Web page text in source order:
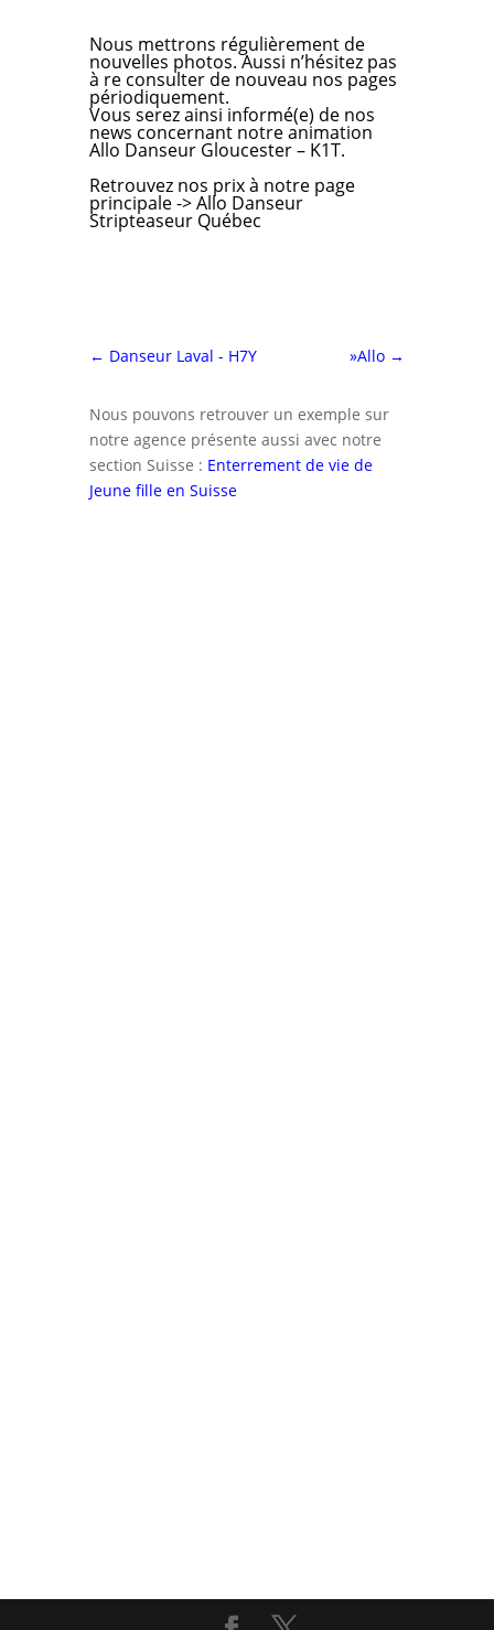
Nous mettrons régulièrement de
nouvelles photos. Aussi n’hésitez pas
à re consulter de nouveau nos pages
périodiquement.
Vous serez ainsi informé(e) de nos
news concernant notre animation
Allo Danseur Gloucester – K1T.
Retrouvez nos prixà notre page
principale ->Allo Danseur
Stripteaseur Québec
← Danseur Laval - H7Y »Allo →
Nous pouvons retrouver un exemple sur
notre agence présente aussi avec notre
section Suisse : Enterrement de vie de
Jeune fille en Suisse